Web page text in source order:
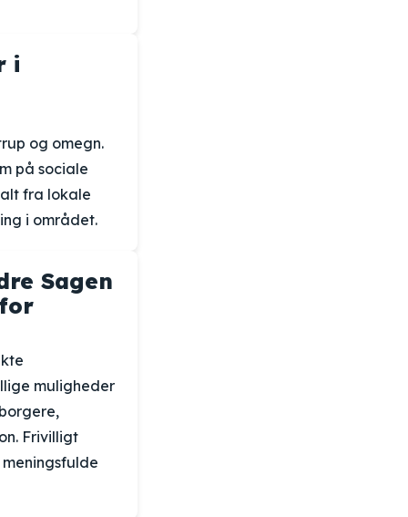
i
og omegn.
på sociale
fra lokale
i området.
Sagen
muligheder
Frivilligt